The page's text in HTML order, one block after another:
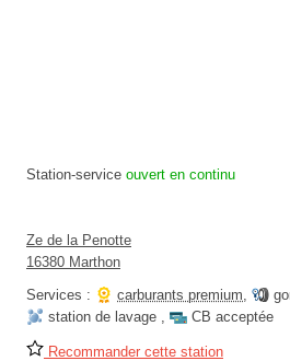
Station-service ouvert en continu
Ze de la Penotte
16380 Marthon
Services :
carburants premium,
station de lavage , CB acceptée
Recommander cette station